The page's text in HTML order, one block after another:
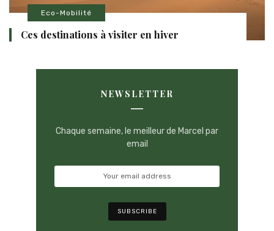
Eco-Mobilité
Ces destinations à visiter en hiver
NEWSLETTER
Chaque semaine, le meilleur de Marcel par
email